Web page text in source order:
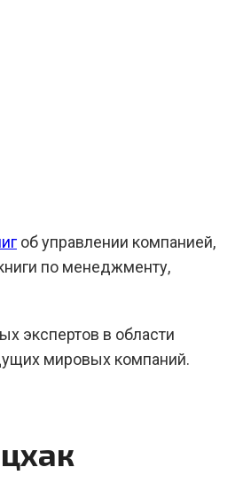
об управлении компанией,
по менеджменту,
экспертов в области
мировых компаний.